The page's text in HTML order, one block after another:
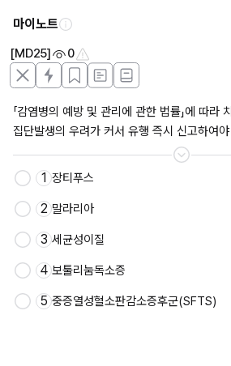
마이노트
[MD25] 0
「감염병의 예방 및 관리에 관한 법률」에 따라
집단발생의 우려가 커서 유행 즉시 신고하여
1 장티푸스
2 말라리아
3 세균성이질
4 보툴리눔독소증
5 중증열성혈소판감소증후군(SFTS)